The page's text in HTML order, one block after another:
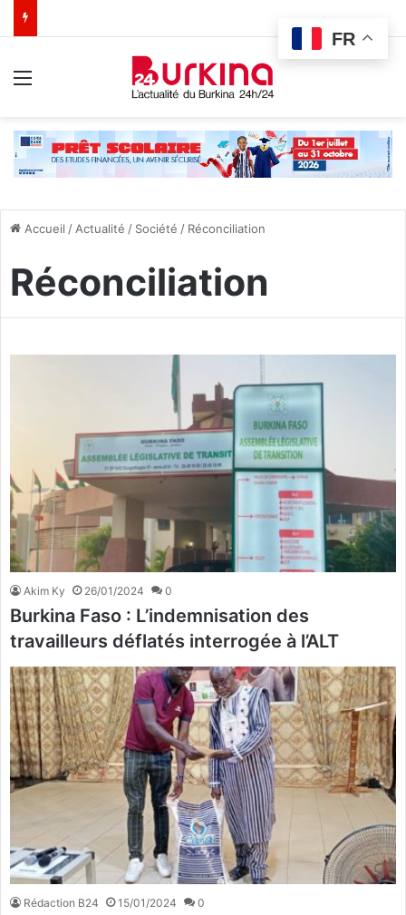
Accueil / Actualité / Société / Réconciliation
Réconciliation
Akim Ky 26/01/2024 0
Burkina Faso : L’indemnisation des
travailleurs déflatés interrogée à l’ALT
Rédaction B24 15/01/2024 0
FR